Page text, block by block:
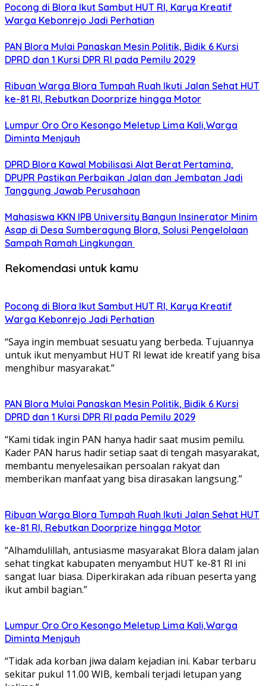
‎Pocong di Blora Ikut Sambut HUT RI, Karya Kreatif
Warga Kebonrejo Jadi Perhatian
‎PAN Blora Mulai Panaskan Mesin Politik, Bidik 6 Kursi
DPRD dan 1 Kursi DPR RI pada Pemilu 2029
Ribuan Warga Blora Tumpah Ruah Ikuti Jalan Sehat HUT
ke-81 RI, Rebutkan Doorprize hingga Motor
Lumpur Oro Oro Kesongo Meletup Lima Kali,Warga
Diminta Menjauh
DPRD Blora Kawal Mobilisasi Alat Berat Pertamina,
DPUPR Pastikan Perbaikan Jalan dan Jembatan Jadi
Tanggung Jawab Perusahaan
Mahasiswa KKN IPB University Bangun Insinerator Minim
Asap di Desa Sumberagung Blora, Solusi Pengelolaan
Sampah Ramah Lingkungan ‎
Rekomendasi untuk kamu
‎Pocong di Blora Ikut Sambut HUT RI, Karya Kreatif
Warga Kebonrejo Jadi Perhatian
“Saya ingin membuat sesuatu yang berbeda. Tujuannya
untuk ikut menyambut HUT RI lewat ide kreatif yang bisa
menghibur masyarakat.”
‎PAN Blora Mulai Panaskan Mesin Politik, Bidik 6 Kursi
DPRD dan 1 Kursi DPR RI pada Pemilu 2029
“Kami tidak ingin PAN hanya hadir saat musim pemilu.
Kader PAN harus hadir setiap saat di tengah masyarakat,
membantu menyelesaikan persoalan rakyat dan
memberikan manfaat yang bisa dirasakan langsung.”
Ribuan Warga Blora Tumpah Ruah Ikuti Jalan Sehat HUT
ke-81 RI, Rebutkan Doorprize hingga Motor
“Alhamdulillah, antusiasme masyarakat Blora dalam jalan
sehat tingkat kabupaten menyambut HUT ke-81 RI ini
sangat luar biasa. Diperkirakan ada ribuan peserta yang
ikut ambil bagian.”
Lumpur Oro Oro Kesongo Meletup Lima Kali,Warga
Diminta Menjauh
“Tidak ada korban jiwa dalam kejadian ini. Kabar terbaru
sekitar pukul 11.00 WIB, kembali terjadi letupan yang